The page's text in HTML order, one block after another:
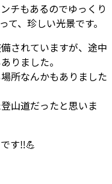
チもあるのでゆっくり
、珍しい光景です。
されていますが、途中
りました。
所なんかもありました
山道だったと思いま
す‼💪